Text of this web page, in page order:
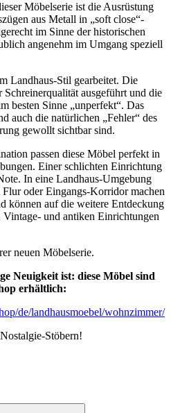
Möbelserie ist die Ausrüstung
aus Metall in „soft close“-
im Sinne der historischen
angenehm im Umgang speziell
Landhaus-Stil gearbeitet. Die
ausgeführt und die
besten Sinne „unperfekt“. Das
auch die natürlichen „Fehler“ des
gewollt sichtbar sind.
passen diese Möbel perfekt in
Einer schlichten Einrichtung
In eine Landhaus-Umgebung
Flur oder Eingangs-Korridor machen
können auf die weitere Entdeckung
und antiken Einrichtungen
neuen Möbelserie.
Neuigkeit ist: diese Möbel sind
erhältlich:
de/landhausmoebel/wohnzimmer/
Stöbern!